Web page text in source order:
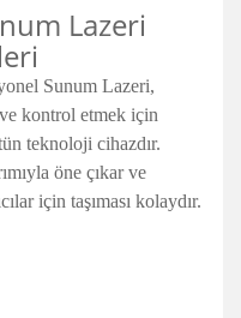
Lazeri
Sunum Lazeri,
kontrol etmek için
teknoloji cihazdır.
öne çıkar ve
için taşıması kolaydır.